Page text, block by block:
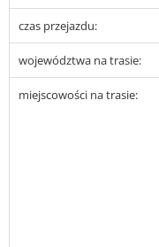
czas przejazdu:
województwa na trasie:
miejscowości na trasie: